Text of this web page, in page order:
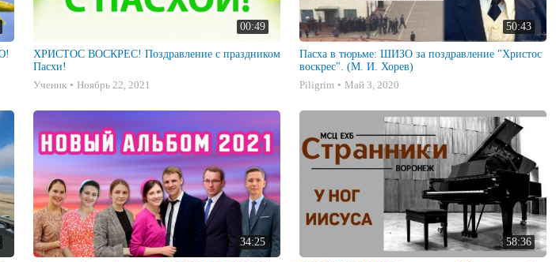
00:49
ХРИСТОС ВОСКРЕС! Поздравление с праздником
Пасхи!
Ученик
Ноябрь 22, 2021
50:43
Пасха в тюрьме: ШИЗО за поздравление "Христос
воскрес". (М. И. Хорев)
Piligrim
Май 3, 2020
34:25 58:36